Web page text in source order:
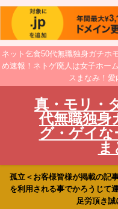
ネット乞食50代無職独身ガチホ
め速報！ネトゲ廃人は女子ホー
スまなみ！愛
真・モリ・
代無職独身
グ・ゲイな
ま
孤立＜お客様皆様が掲載の記
を利用される事でかろうじて
足労頂き誠